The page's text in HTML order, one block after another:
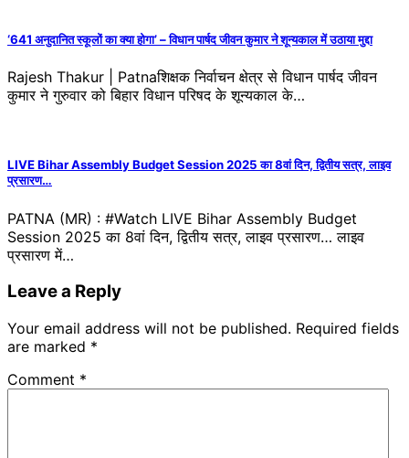
‘641 अनुदानित स्कूलों का क्या होगा’ – विधान पार्षद जीवन कुमार ने शून्यकाल में उठाया मुद्दा
Rajesh Thakur | Patnaशिक्षक निर्वाचन क्षेत्र से विधान पार्षद जीवन
कुमार ने गुरुवार को बिहार विधान परिषद के शून्यकाल के…
LIVE Bihar Assembly Budget Session 2025 का 8वां दिन, द्वितीय सत्र, लाइव
प्रसारण…
PATNA (MR) : #Watch LIVE Bihar Assembly Budget
Session 2025 का 8वां दिन, द्वितीय सत्र, लाइव प्रसारण… लाइव
प्रसारण में…
Leave a Reply
Your email address will not be published. Required fields
are marked *
Comment *